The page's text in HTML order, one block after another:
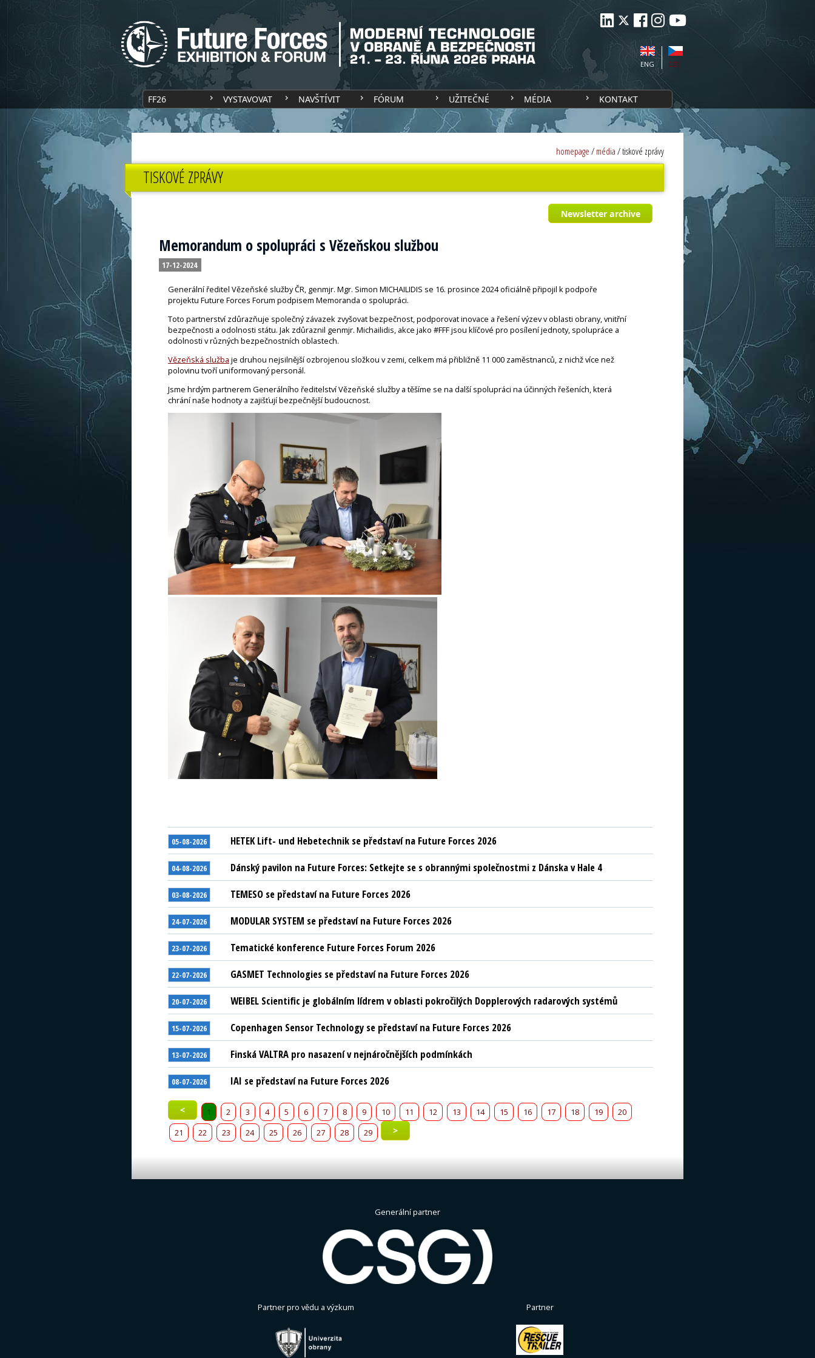
CZE
ENG
FF26 VYSTAVOVAT NAVŠTÍVIT FÓRUM UŽITEČNÉ MÉDIA KONTAKT
homepage/média/tiskové zprávy
TISKOVÉ ZPRÁVY
Newsletter archive
Memorandum o spolupráci s Vězeňskou službou
17-12-2024
Generální ředitel Vězeňské služby ČR, genmjr. Mgr. Simon MICHAILIDIS se 16. prosince 2024 oficiálně připojil k podpoře
projektu Future Forces Forum podpisem Memoranda o spolupráci.
Toto partnerství zdůrazňuje společný závazek zvyšovat bezpečnost, podporovat inovace a řešení výzev v oblasti obrany, vnitřní
bezpečnosti a odolnosti státu. Jak zdůraznil genmjr. Michailidis, akce jako #FFF jsou klíčové pro posílení jednoty, spolupráce a
odolnosti v různých bezpečnostních oblastech.
Vězeňská služba je druhou nejsilnější ozbrojenou složkou v zemi, celkem má přibližně 11 000 zaměstnanců, z nichž více než
polovinu tvoří uniformovaný personál.
Jsme hrdým partnerem Generálního ředitelství Vězeňské služby a těšíme se na další spolupráci na účinných řešeních, která
chrání naše hodnoty a zajišťují bezpečnější budoucnost.
05-08-2026 HETEK Lift- und Hebetechnik se představí na Future Forces 2026
04-08-2026 Dánský pavilon na Future Forces: Setkejte se s obrannými společnostmi z Dánska v Hale 4
03-08-2026 TEMESO se představí na Future Forces 2026
24-07-2026 MODULAR SYSTEM se představí na Future Forces 2026
23-07-2026 Tematické konference Future Forces Forum 2026
22-07-2026 GASMET Technologies se představí na Future Forces 2026
20-07-2026 WEIBEL Scientific je globálním lídrem v oblasti pokročilých Dopplerových radarových systémů
15-07-2026 Copenhagen Sensor Technology se představí na Future Forces 2026
13-07-2026 Finská VALTRA pro nasazení v nejnáročnějších podmínkách
08-07-2026 IAI se představí na Future Forces 2026
< 1 2 3 4 5 6 7 8 9 10 11 12 13 14 15 16 17 18 19
20
21
22 23 24 25 26 27 28 29 >
Generální partner
Partner pro vědu a výzkum Partner